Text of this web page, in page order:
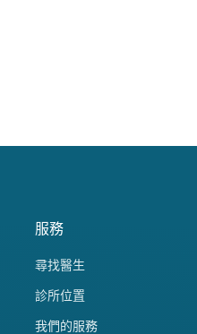
服務
尋找醫生
診所位置
我們的服務